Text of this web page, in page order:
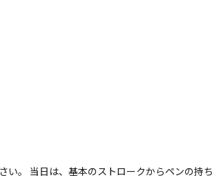
い。 当日は、基本のストロークからペンの持